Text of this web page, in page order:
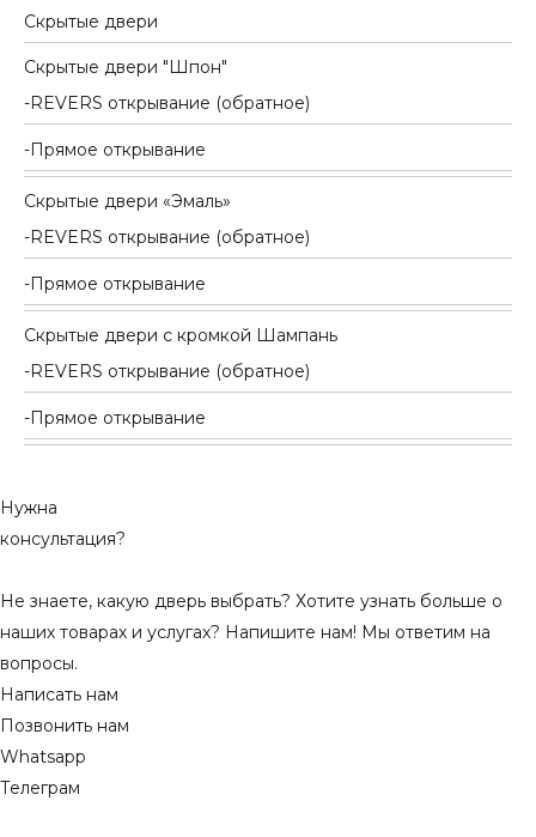
Скрытые двери
Скрытые двери "Шпон"
REVERS открывание (обратное)
Прямое открывание
Скрытые двери «Эмаль»
REVERS открывание (обратное)
Прямое открывание
Скрытые двери с кромкой Шампань
REVERS открывание (обратное)
Прямое открывание
Нужна
консультация?
Не знаете, какую дверь выбрать? Хотите узнать больше о
наших товарах и услугах? Напишите нам! Мы ответим на
вопросы.
Написать нам
Позвонить нам
Whatsapp
Телеграм